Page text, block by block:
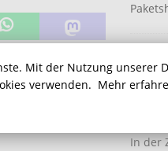
16.
In der
Mit der Nutzung unserer
verwenden. Mehr